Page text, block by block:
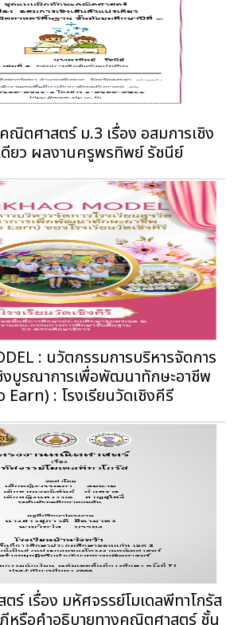
ตศาสตร์ ม.3 เรื่อง อสมการเชิง
ดียว ผลงานครูพรทิพย์ รัชนีย์
: นวัตกรรมการบริหารจัดการ
งบูรณาการเพื่อพัฒนาทักษะอาชีพ
: โรงเรียนวัดเชิงคีรี
ร์ เรื่อง มหัศจรรย์โมเดลพีทาโกรัส
หรือคำอธิบายทางคณิตศาสตร์ ชั้น